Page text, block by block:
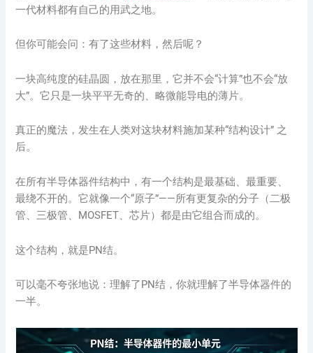
一代材料都有自己的用武之地。
但你可能会问：有了这些材料，然后呢？
一块高纯度的硅晶圆，放在那里，它并不会“计算”也不会“放
大”。它只是一块平平无奇的、略微能导电的薄片。
真正的魔法，发生在人类对这块材料施加某种“结构设计” 之
后。
在所有半导体器件结构中，有一个结构是最基础、最重要、
最绕不开的。它就像一个“原子”——所有更复杂的分子（二极
管、三极管、MOSFET、芯片）都是由它组合而成的。
这个结构，就是PN结。
可以毫不夸张地说：理解了PN结，你就理解了半导体器件的
一半。